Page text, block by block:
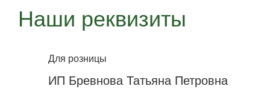
Наши реквизиты
Для розницы
ИП Бревнова Татьяна Петровна